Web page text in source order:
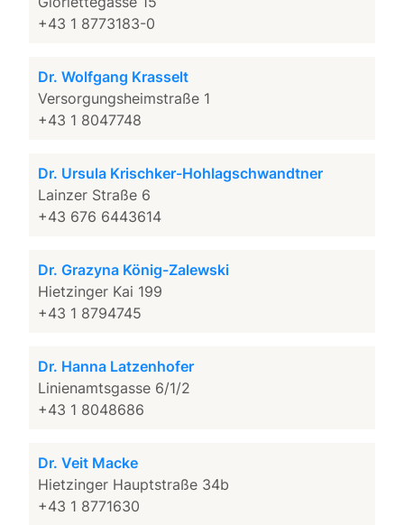
+43 1 8773183-0
Dr. Wolfgang Krasselt
Versorgungsheimstraße 1
+43 1 8047748
Dr. Ursula Krischker-Hohlagschwandtner
Lainzer Straße 6
+43 676 6443614
Dr. Grazyna König-Zalewski
Hietzinger Kai 199
+43 1 8794745
Dr. Hanna Latzenhofer
Linienamtsgasse 6/1/2
+43 1 8048686
Dr. Veit Macke
Hietzinger Hauptstraße 34b
+43 1 8771630